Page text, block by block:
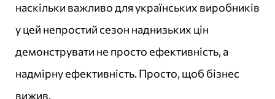
наскільки важливо для українських виробників
у цей непростий сезон наднизьких цін
демонструвати не просто ефективність, а
надмірну ефективність. Просто, щоб бізнес
вижив.